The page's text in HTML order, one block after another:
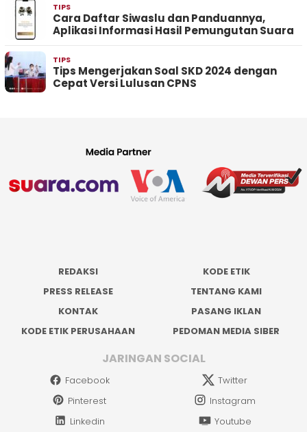
TIPS
Cara Daftar Siwaslu dan Panduannya,
Aplikasi Informasi Hasil Pemungutan Suara
TIPS
Tips Mengerjakan Soal SKD 2024 dengan
Cepat Versi Lulusan CPNS
REDAKSI
KODE ETIK
PRESS RELEASE
TENTANG KAMI
KONTAK
PASANG IKLAN
KODE ETIK PERUSAHAAN
PEDOMAN MEDIA SIBER
JARINGAN SOCIAL
Facebook
Twitter
Pinterest
Instagram
Linkedin
Youtube